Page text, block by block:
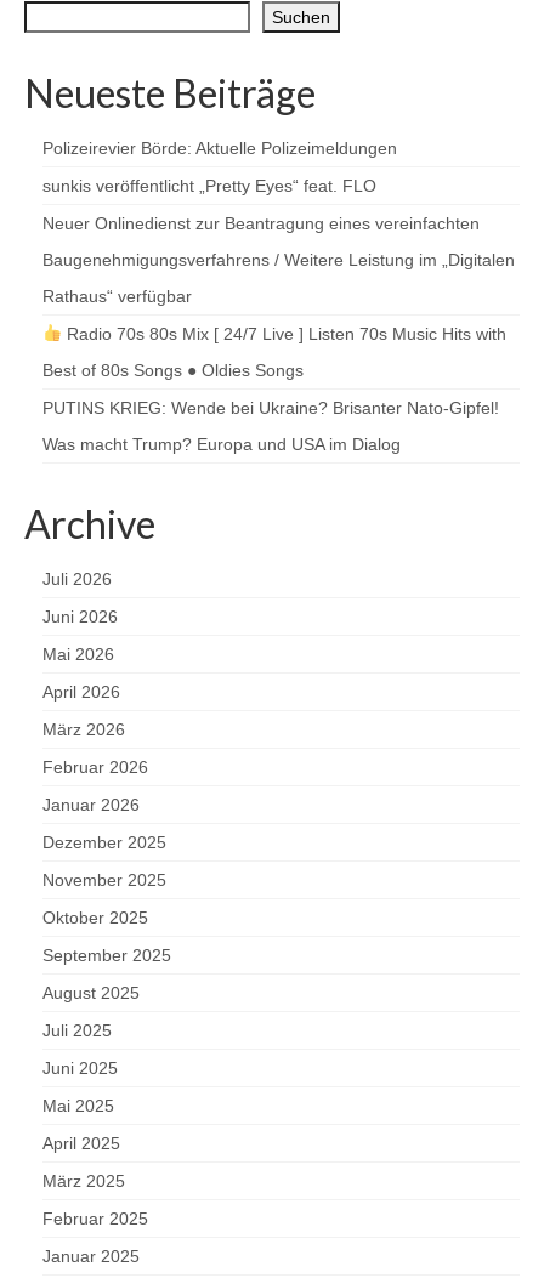
Suchen
Neueste Beiträge
Polizeirevier Börde: Aktuelle Polizeimeldungen
sunkis veröffentlicht „Pretty Eyes“ feat. FLO
Neuer Onlinedienst zur Beantragung eines vereinfachten
Baugenehmigungsverfahrens / Weitere Leistung im „Digitalen
Rathaus“ verfügbar
Radio 70s 80s Mix [ 24/7 Live ] Listen 70s Music Hits with
Best of 80s Songs ● Oldies Songs
PUTINS KRIEG: Wende bei Ukraine? Brisanter Nato-Gipfel!
Was macht Trump? Europa und USA im Dialog
Archive
Juli 2026
Juni 2026
Mai 2026
April 2026
März 2026
Februar 2026
Januar 2026
Dezember 2025
November 2025
Oktober 2025
September 2025
August 2025
Juli 2025
Juni 2025
Mai 2025
April 2025
März 2025
Februar 2025
Januar 2025